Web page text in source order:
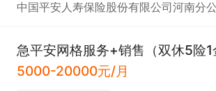
急平安网格服务+销售（双休5险1
5000-20000元/月